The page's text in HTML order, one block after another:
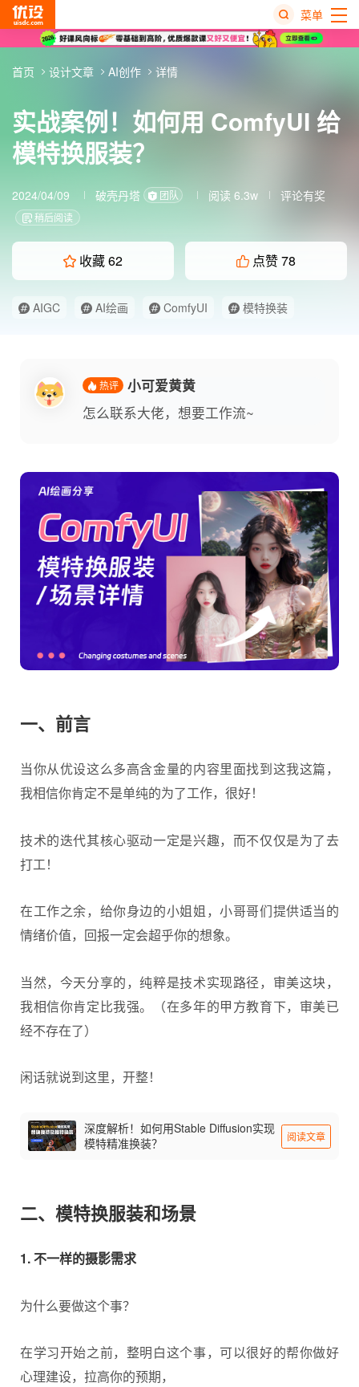
菜单
实战案例！如何用 ComfyUI 给
模特换服装？
2024/04/09 破壳丹塔 团队 阅读 6.3w 评论有奖
稍后阅读
收藏62 点赞78
AIGC AI绘画 ComfyUI 模特换装
首页 设计文章 AI创作 详情
热评 小可爱黄黄
怎么联系大佬，想要工作流~
一、前言
当你从优设这么多高含金量的内容里面找到这我这篇，
我相信你肯定不是单纯的为了工作，很好！
技术的迭代其核心驱动一定是兴趣，而不仅仅是为了去
打工！
在工作之余，给你身边的小姐姐，小哥哥们提供适当的
情绪价值，回报一定会超乎你的想象。
当然，今天分享的，纯粹是技术实现路径，审美这块，
我相信你肯定比我强。（在多年的甲方教育下，审美已
经不存在了）
闲话就说到这里，开整！
深度解析！如何用Stable Diffusion实现
模特精准换装？
阅读文章
二、模特换服装和场景
1. 不一样的摄影需求
为什么要做这个事？
在学习开始之前，整明白这个事，可以很好的帮你做好
心理建设，拉高你的预期，